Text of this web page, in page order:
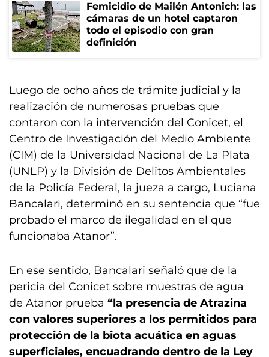
Femicidio de Mailén Antonich: las
cámaras de un hotel captaron
todo el episodio con gran
definición
Luego de ocho años de trámite judicial y la
realización de numerosas pruebas que
contaron con la intervención del Conicet, el
Centro de Investigación del Medio Ambiente
(CIM) de la Universidad Nacional de La Plata
(UNLP) y la División de Delitos Ambientales
de la Policía Federal, la jueza a cargo, Luciana
Bancalari, determinó en su sentencia que “fue
probado el marco de ilegalidad en el que
funcionaba Atanor”.
En ese sentido, Bancalari señaló que de la
pericia del Conicet sobre muestras de agua
de Atanor prueba “la presencia de Atrazina
con valores superiores a los permitidos para
protección de la biota acuática en aguas
superficiales, encuadrando dentro de la Ley